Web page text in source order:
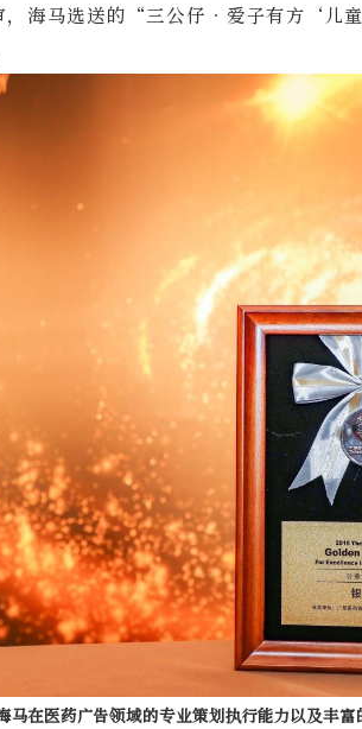
，海马选送的“三公仔•爱子有方‘儿
马在医药广告领域的专业策划执行能力以及丰